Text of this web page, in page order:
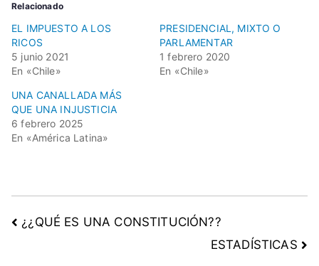
Relacionado
EL IMPUESTO A LOS
RICOS
5 junio 2021
En «Chile»
PRESIDENCIAL, MIXTO O
PARLAMENTAR
1 febrero 2020
En «Chile»
UNA CANALLADA MÁS
QUE UNA INJUSTICIA
6 febrero 2025
En «América Latina»
¿¿QUÉ ES UNA CONSTITUCIÓN??
ESTADÍSTICAS